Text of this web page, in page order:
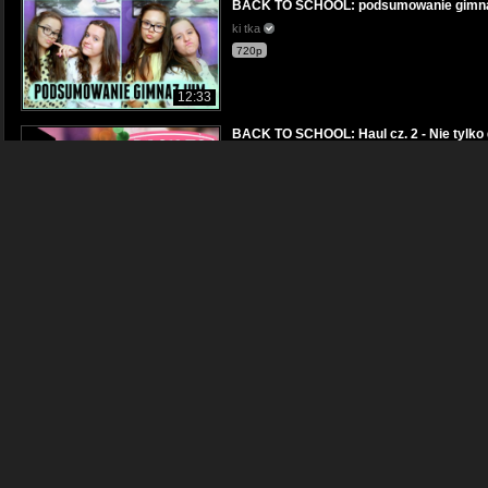
12:33
BACK TO SCHOOL: podsumowanie
ki tka
720p
BACK TO SCHOOL: Haul cz. 2 - Nie tylko